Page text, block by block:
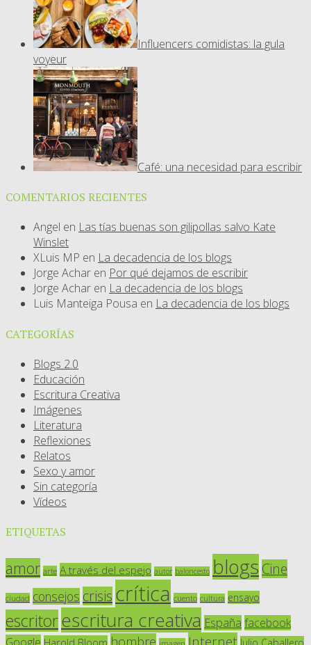
Influencers comidistas: la gula
voyeur
Café: una necesidad para escribir
COMENTARIOS RECIENTES
Angel en Las tías buenas son gilipollas salvo Kate
Winslet
XLuis MP en La decadencia de los blogs
Jorge Achar en Por qué dejamos de escribir
Jorge Achar en La decadencia de los blogs
Luis Manteiga Pousa en La decadencia de los blogs
CATEGORÍAS
Blogs 2.0
Educación
Escritura Creativa
Imágenes
Literatura
Reflexiones
Relatos
Sexo y amor
Sin categoría
Vídeos
ETIQUETAS
amor arte A través del espejo autor baloncesto blogs Cine
ciudad consejos crisis crítica cuento cultura ensayo
escritorescritura creativa España facebook
Internet